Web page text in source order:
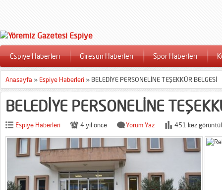
Espiye Haberleri Giresun Haberleri Spor Haberleri
Anasayfa » Espiye Haberleri » BELEDİYE PERSONELİNE TEŞEKKÜR BELGESİ
BELEDİYE PERSONELİNE
Espiye Haberleri 4 yıl önce Yorum Yaz 451 kez